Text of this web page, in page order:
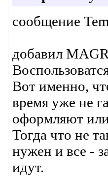
сообщение
добавил
Вот именно,
время уже не
оформляют
Тогда что не
нужен и все -
идут.